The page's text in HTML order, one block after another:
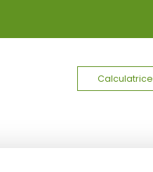
Calculatrice